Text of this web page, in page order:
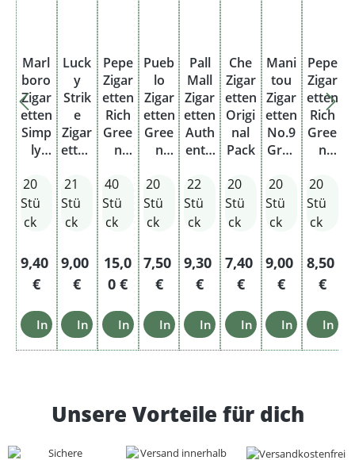
Marl
boro
Zigar
etten
Simp
ly
Origi
nal
Pack
20
Stü
ck
Regulärer Preis:
9,40
€
In den Warenkorb
Luck
y
Strik
e
Zigar
etten
entic
Red
XXL
21
Stü
ck
Regulärer Preis:
9,00
€
In den Warenkorb
Pepe
Zigar
etten
Rich
Gree
n
40
Stü
ck
Regulärer Preis:
15,0
0 €
In den Warenkorb
Pueb
lo
Zigar
etten
Gree
n
nal
Pack
20
Stü
ck
Regulärer Preis:
7,50
€
In den Warenkorb
Pall
Mall
Zigar
etten
Auth
entic
XXL
22
Stü
ck
Regulärer Preis:
9,30
€
In den Warenkorb
Che
Zigar
etten
Origi
nal
Pack
20
Stü
ck
Regulärer Preis:
7,40
€
In den Warenkorb
Mani
tou
Zigar
etten
No.9
Gree
Orga
nic
Blen
20
Stü
ck
Regulärer
9,00
€
In den
Pepe
Zigar
etten
Rich
Gree
n
nal
Pack
20
Stü
ck
8,50
€
In
Unsere Vorteile für dich